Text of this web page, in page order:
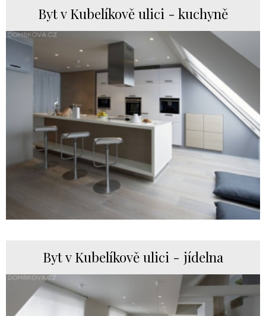
Byt v Kubelíkově ulici - kuchyně
Byt v Kubelíkově ulici - jídelna